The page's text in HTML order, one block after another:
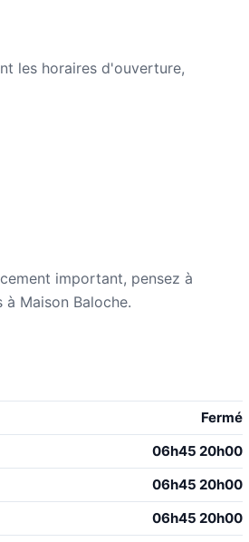
les horaires d'ouverture,
important, pensez à
Maison Baloche.
Fermé
06h45 20h00
06h45 20h00
06h45 20h00